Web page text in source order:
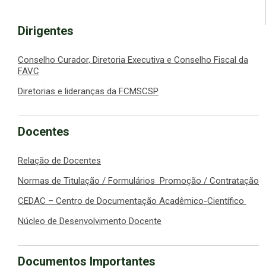
Dirigentes
Conselho Curador, Diretoria Executiva e Conselho Fiscal da
FAVC
Diretorias e lideranças da FCMSCSP
Docentes
Relação de Docentes
Normas de Titulação / Formulários Promoção / Contratação
CEDAC – Centro de Documentação Acadêmico-Científico
Núcleo de Desenvolvimento Docente
Documentos Importantes